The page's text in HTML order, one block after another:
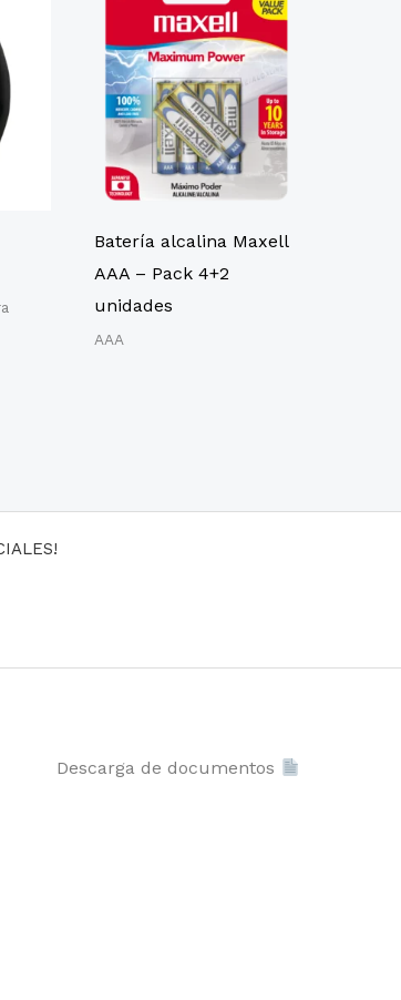
Batería alcalina Maxell
AAA – Pack 4+2
unidades
AAA
Descarga de documentos